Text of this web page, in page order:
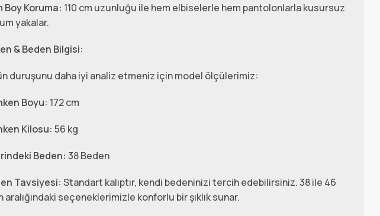
Boy Koruma: 110 cm uzunluğu ile hem elbiselerle hem pantolonlarla kusursuz
yakalar.
& Beden Bilgisi:
duruşunu daha iyi analiz etmeniz için model ölçülerimiz:
Boyu: 172 cm
Kilosu: 56 kg
Beden: 38 Beden
Tavsiyesi: Standart kalıptır, kendi bedeninizi tercih edebilirsiniz. 38 ile 46
aralığındaki seçeneklerimizle konforlu bir şıklık sunar.